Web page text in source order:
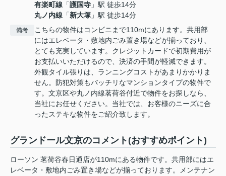
有楽町線 「護国寺 」駅 徒歩14分
丸ノ内線 「新大塚 」駅 徒歩14分
備考
こちらの物件はコンビニまで110mにあります。共用部
にはエレベータ・敷地内ごみ置き場などが揃っており、
とても充実しています。クレジットカードで初期費用が
お支払いいただけるので、決済の手間が軽減できます。
外観タイル張りは、ランニングコストがあまりかかりま
せん。防犯対策もバッチリなマンションタイプの物件で
す。文京区や丸ノ内線茗荷谷付近で物件をお探しなら、
当社にお任せください。当社では、お客様のニーズに合
ったステキな物件をご紹介致します。
グランドール文京のコメント(おすすめポイント)
ローソン 茗荷谷春日通店が110mにある物件です。共用部にはエ
レベータ・敷地内ごみ置き場などが揃っております。メンテナン